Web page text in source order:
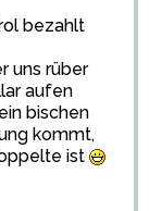
bezahlt
uns rüber
aufen
bischen
kommt,
ist